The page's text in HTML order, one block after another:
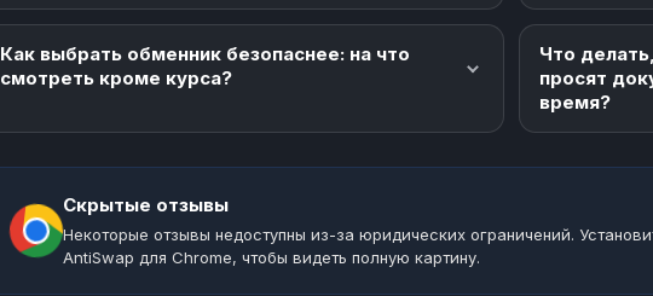
Как выбрать обменник безопаснее: на что
смотреть кроме курса?
Что
просят
время?
Скрытые отзывы
Некоторые отзывы недоступны из-за юридических ограничений.
AntiSwap для Chrome, чтобы видеть полную картину.